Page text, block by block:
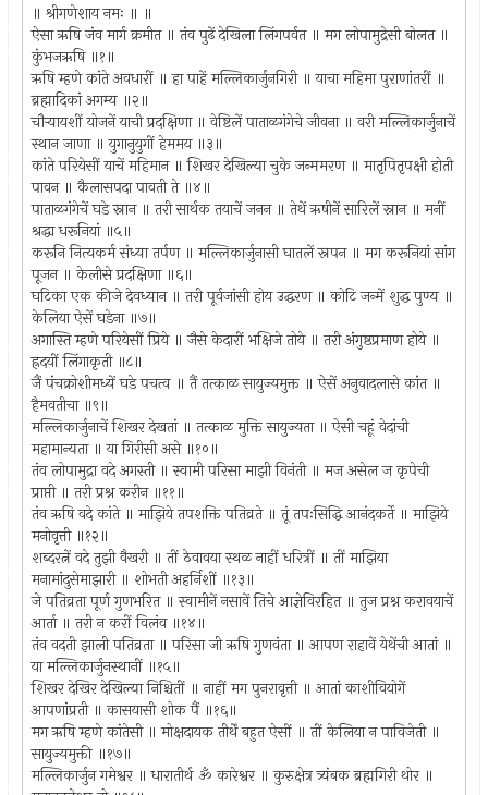
॥ श्रीगणेशाय नमः ॥ ॥
ऐसा ऋषि जंव मार्ग क्रमीत ॥ तंव पुढें देखिला लिंगपर्वत ॥ मग लोपामुद्रेसी बोलत ॥
कुंभजऋषि ॥१॥
ऋषि म्हणे कांते अवधारीं ॥ हा पाहें मल्लिकार्जुनगिरी ॥ याचा महिमा पुराणांतरीं ॥
ब्रह्मादिकां अगम्य ॥२॥
चौर्‍यायशीं योजनें याची प्रदक्षिणा ॥ वेष्टिलें पाताळगंगेचे जीवना ॥ वरी मल्लिकार्जुनाचें
स्थान जाणा ॥ युगानुयुगीं हेममय ॥३॥
कांते परियेसीं याचें महिमान ॥ शिखर देखिल्या चुके जन्ममरण ॥ मातृपितृपक्षी होती
पावन ॥ कैलासपदा पावती ते ॥४॥
पाताळगंगेचें घडे स्नान ॥ तरी सार्थक तयाचें जनन ॥ तेथें ऋषीनें सारिलें स्नान ॥ मनीं
श्रद्धा धरूनियां ॥५॥
करूनि नित्यकर्म संध्या तर्पण ॥ मल्लिकार्जुनासी घातलें स्नपन ॥ मग करूनियां सांग
पूजन ॥ केलीसे प्रदक्षिणा ॥६॥
घटिका एक कीजे देवध्यान ॥ तरी पूर्वजांसी होय उद्धरण ॥ कोटि जन्में शुद्ध पुण्य ॥
केलिया ऐसें घडेना ॥७॥
अगास्ति म्हणे परियेसीं प्रिये ॥ जैसे केदारीं भक्षिजे तोये ॥ तरी अंगुष्ठप्रमाण होये ॥
ह्रदयीं लिंगाकृती ॥८॥
जैं पंचक्रोशीमध्यें घडे पचत्व ॥ तैं तत्काळ सायुज्यमुक्त ॥ ऐसें अनुवादलासे कांत ॥
हैमवतीचा ॥९॥
मल्लिकार्जुनाचें शिखर देखतां ॥ तत्काळ मुक्ति सायुज्यता ॥ ऐसी चहूं वेदांची
महामान्यता ॥ या गिरीसी असे ॥१०॥
तंव लोपामुद्रा वदे अगस्ती ॥ स्वामी परिसा माझी विनंती ॥ मज असेल ज कृपेची
प्राप्ती ॥ तरी प्रश्न करीन ॥११॥
तंव ऋषि वदे कांते ॥ माझिये तपशक्ति पतिव्रते ॥ तूं तपःसिद्धि आनंदकर्ते ॥ माझिये
मनोवृत्ती ॥१२॥
शब्दरत्नें वदे तुझी वैखरी ॥ तीं ठेवावया स्थळ नाहीं धरित्रीं ॥ तीं माझिया
मनामांदुसेमाझारी ॥ शोभती अहर्निशीं ॥१३॥
जे पतिव्रता पूर्ण गुणभरित ॥ स्वामीनें नसावें तिचे आज्ञेविरहित ॥ तुज प्रश्न करावयाचें
आर्ता ॥ तरी न करीं विलंव ॥१४॥
तंव वदती झाली पतिव्रता ॥ परिसा जी ऋषि गुणवंता ॥ आपण राहावें येथेंची आतां ॥
या मल्लिकार्जुनस्थानीं ॥१५॥
शिखर देखिर देखिल्या निश्चितीं ॥ नाहीं मग पुनरावृत्ती ॥ आतां काशीवियोगें
आपणांप्रती ॥ कासयासी शोक पैं ॥१६॥
मग ऋषि म्हणे कांतेसी ॥ मोक्षदायक तीर्थें बहुत ऐसीं ॥ तीं केलिया न पाविजेती ॥
सायुज्यमुक्ती ॥१७॥
मल्लिकार्जुन गमेश्वर ॥ धारातीर्थ ॐ कारेश्वर ॥ कुरुक्षेत्र त्र्यंबक ब्रह्मगिरी थोर ॥